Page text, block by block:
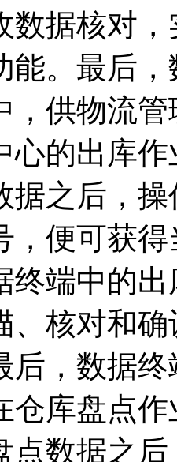
数据核对
能。最后
，供物流
心的出库
据之后，
，便可获
终端中的
、核对和
后，数据
仓库盘点
点数据之